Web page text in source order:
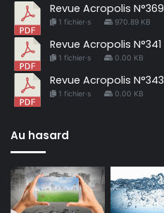
Revue Acropolis N°369
1 fichier·s 970.89 KB
Revue Acropolis N°341
1 fichier·s 0.00 KB
Revue Acropolis N°343
1 fichier·s 0.00 KB
Au hasard